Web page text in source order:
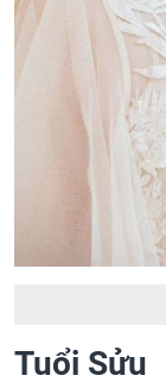
Tuổi Sửu